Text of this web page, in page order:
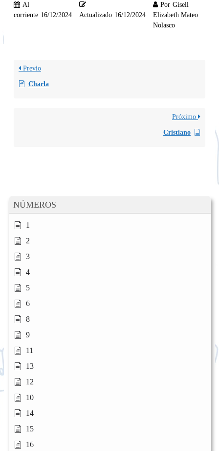
NÚMEROS
1
2
3
4
5
6
8
9
11
13
12
10
14
15
16
Al
corriente 16/12/2024 Actualizado 16/12/2024
Por Gisell
Elizabeth Mateo
Nolasco
Previo
Charla
Próximo
Cristiano